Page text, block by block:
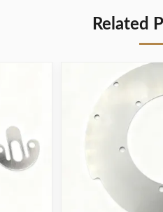
Related